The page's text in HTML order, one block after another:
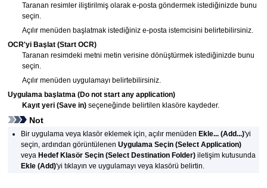
Taranan resimler iliştirilmiş olarak e-posta göndermek istediğinizde bunu
seçin.
Açılır menüden başlatmak istediğiniz e-posta istemcisini belirtebilirsiniz.
OCR'yi Başlat (Start OCR)
Taranan resimdeki metni metin verisine dönüştürmek istediğinizde bunu
seçin.
Açılır menüden uygulamayı belirtebilirsiniz.
Uygulama başlatma (Do not start any application)
Kayıt yeri (Save in) seçeneğinde belirtilen klasöre kaydeder.
Not
Bir uygulama veya klasör eklemek için, açılır menüden Ekle... (Add...)'yi
seçin, ardından görüntülenenUygulama Seçin (Select Application)
veya Hedef Klasör Seçin (Select Destination Folder) iletişim kutusunda
Ekle (Add)'yi tıklayın ve uygulamayı veya klasörü belirtin.